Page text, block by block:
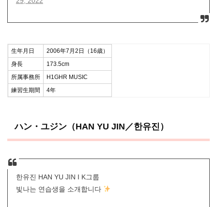
生年月日
2006年7月2日（16歳）
身長
173.5cm
所属事務所
H1GHR MUSIC
練習生期間
4年
ハン・ユジン（HAN YU JIN／한유진）
한유진 HAN YU JIN I K그룹
빛나는 연습생을 소개합니다